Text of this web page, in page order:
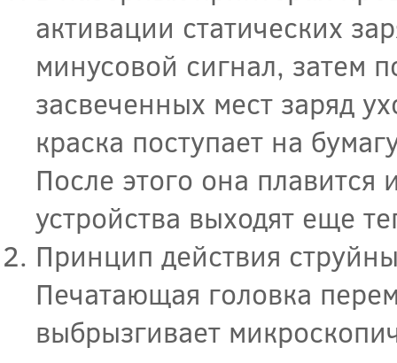
активации статических
минусовой сигнал, затем
засвеченных мест заряд
краска поступает на
После этого она
устройства выходят еще
Принцип действия
Печатающая головка
выбрызгивает